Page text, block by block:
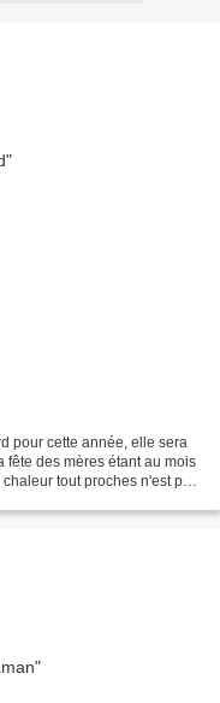
pour cette année, elle sera
des mères étant au mois
tout proches n'est pas